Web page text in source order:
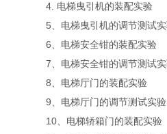
4. 电梯曳引机的装配实验
5、电梯曳引机的调节测试
6、电梯安全钳的装配实验
7、电梯安全钳的调节测试
8、电梯厅门的装配实验
9、电梯厅门的调节测试实验
10、电梯轿箱门的装配实验